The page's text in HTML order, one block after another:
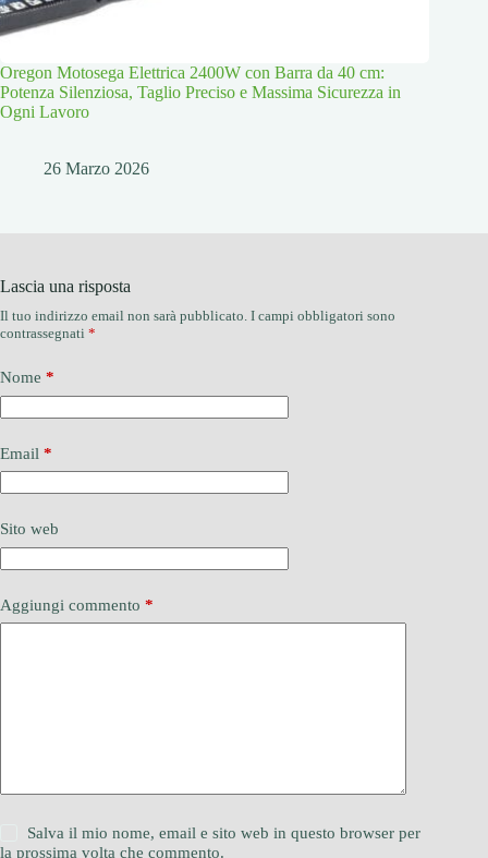
Oregon Motosega Elettrica 2400W con Barra da 40 cm:
Potenza Silenziosa, Taglio Preciso e Massima Sicurezza in
Ogni Lavoro
26 Marzo 2026
Lascia una risposta
Il tuo indirizzo email non sarà pubblicato. I campi obbligatori sono
contrassegnati *
Nome *
Email *
Sito web
Aggiungi commento *
Salva il mio nome, email e sito web in questo browser per
la prossima volta che commento.